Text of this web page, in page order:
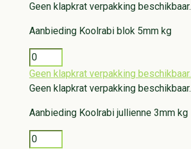
Geen klapkrat verpakking beschikbaar.
Aanbieding Koolrabi blok 5mm kg
Geen klapkrat verpakking beschikbaar.
Geen klapkrat verpakking beschikbaar.
Aanbieding Koolrabi jullienne 3mm kg